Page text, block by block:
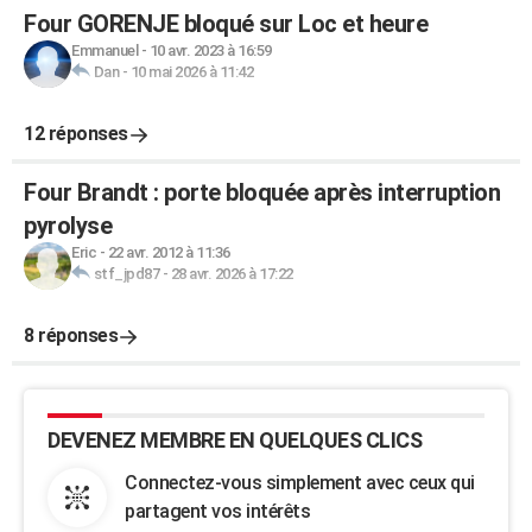
Four GORENJE bloqué sur Loc et heure
Emmanuel - 10 avr. 2023 à 16:59
Dan- 10 mai 2026 à 11:42
12 réponses
Four Brandt : porte bloquée après interruption
pyrolyse
Eric - 22 avr. 2012 à 11:36
stf_jpd87- 28 avr. 2026 à 17:22
8 réponses
DEVENEZ MEMBRE EN QUELQUES CLICS
Connectez-vous simplement avec ceux qui
partagent vos intérêts